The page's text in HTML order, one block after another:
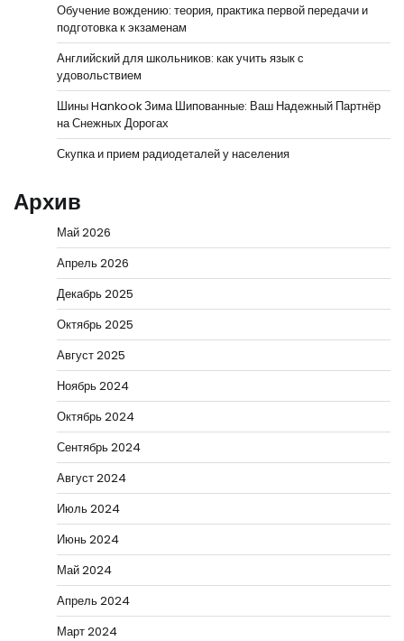
Обучение вождению: теория, практика первой передачи и
подготовка к экзаменам
Английский для школьников: как учить язык с
удовольствием
Шины Hankook Зима Шипованные: Ваш Надежный Партнёр
на Снежных Дорогах
Скупка и прием радиодеталей у населения
Архив
Май 2026
Апрель 2026
Декабрь 2025
Октябрь 2025
Август 2025
Ноябрь 2024
Октябрь 2024
Сентябрь 2024
Август 2024
Июль 2024
Июнь 2024
Май 2024
Апрель 2024
Март 2024